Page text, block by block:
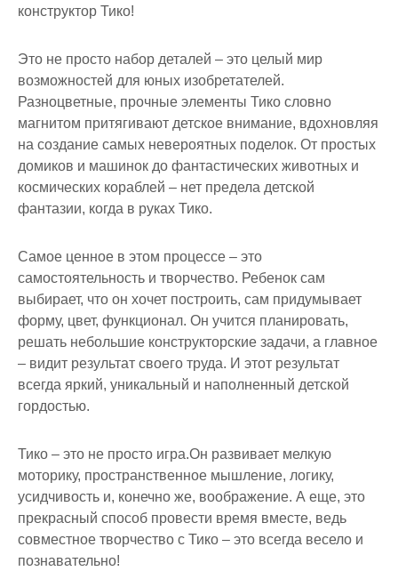
конструктор Тико!
Это не просто набор деталей – это целый мир
возможностей для юных изобретателей.
Разноцветные, прочные элементы Тико словно
магнитом притягивают детское внимание, вдохновляя
на создание самых невероятных поделок. От простых
домиков и машинок до фантастических животных и
космических кораблей – нет предела детской
фантазии, когда в руках Тико.
Самое ценное в этом процессе – это
самостоятельность и творчество. Ребенок сам
выбирает, что он хочет построить, сам придумывает
форму, цвет, функционал. Он учится планировать,
решать небольшие конструкторские задачи, а главное
– видит результат своего труда. И этот результат
всегда яркий, уникальный и наполненный детской
гордостью.
Тико – это не просто игра.Он развивает мелкую
моторику, пространственное мышление, логику,
усидчивость и, конечно же, воображение. А еще, это
прекрасный способ провести время вместе, ведь
совместное творчество с Тико – это всегда весело и
познавательно!